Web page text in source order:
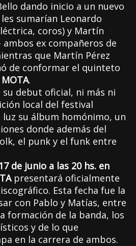
dando inicio a un nuevo
sumarían Leonardo
coros) y Martín
ex compañeros de
que Martín Pérez
de conformar el quinteto
MOTA.
su debut oficial, ni más ni
local del festival
luz su álbum homónimo, un
donde además del
el punk y el funk entre
de junio a las 20 hs. en
presentará oficialmente
Esta fecha fue la
con Pablo y Matías, entre
formación de la banda, los
y de lo que
en la carrera de ambos.